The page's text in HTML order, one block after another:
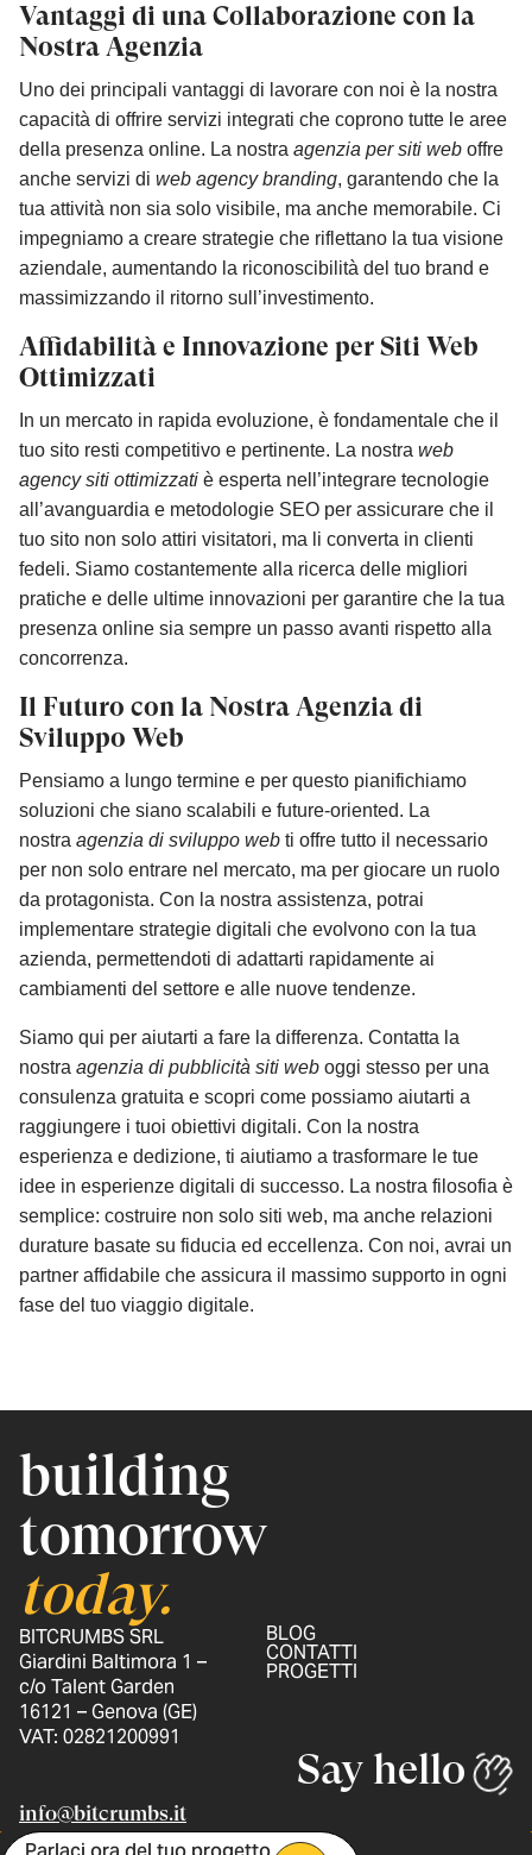
Vantaggi di una Collaborazione con la
Nostra Agenzia
Uno dei principali vantaggi di lavorare con noi è la nostra
capacità di offrire servizi integrati che coprono tutte le aree
della presenza online. La nostra agenzia per siti web offre
anche servizi di web agency branding, garantendo che la
tua attività non sia solo visibile, ma anche memorabile. Ci
impegniamo a creare strategie che riflettano la tua visione
aziendale, aumentando la riconoscibilità del tuo brand e
massimizzando il ritorno sull’investimento.
Affidabilità e Innovazione per Siti Web
Ottimizzati
In un mercato in rapida evoluzione, è fondamentale che il
tuo sito resti competitivo e pertinente. La nostra web
agency siti ottimizzati è esperta nell’integrare tecnologie
all’avanguardia e metodologie SEO per assicurare che il
tuo sito non solo attiri visitatori, ma li converta in clienti
fedeli. Siamo costantemente alla ricerca delle migliori
pratiche e delle ultime innovazioni per garantire che la tua
presenza online sia sempre un passo avanti rispetto alla
concorrenza.
Il Futuro con la Nostra Agenzia di
Sviluppo Web
Pensiamo a lungo termine e per questo pianifichiamo
soluzioni che siano scalabili e future-oriented. La
nostra agenzia di sviluppo web ti offre tutto il necessario
per non solo entrare nel mercato, ma per giocare un ruolo
da protagonista. Con la nostra assistenza, potrai
implementare strategie digitali che evolvono con la tua
azienda, permettendoti di adattarti rapidamente ai
cambiamenti del settore e alle nuove tendenze.
Siamo qui per aiutarti a fare la differenza. Contatta la
nostra agenzia di pubblicità siti web oggi stesso per una
consulenza gratuita e scopri come possiamo aiutarti a
raggiungere i tuoi obiettivi digitali. Con la nostra
esperienza e dedizione, ti aiutiamo a trasformare le tue
idee in esperienze digitali di successo. La nostra filosofia è
semplice: costruire non solo siti web, ma anche relazioni
durature basate su fiducia ed eccellenza. Con noi, avrai un
partner affidabile che assicura il massimo supporto in ogni
fase del tuo viaggio digitale.
building
tomorrow
today.
BITCRUMBS SRL
Giardini Baltimora 1 –
c/o Talent Garden
16121 – Genova (GE)
VAT: 02821200991
BLOG
CONTATTI
PROGETTI
Say hello
info@bitcrumbs.it